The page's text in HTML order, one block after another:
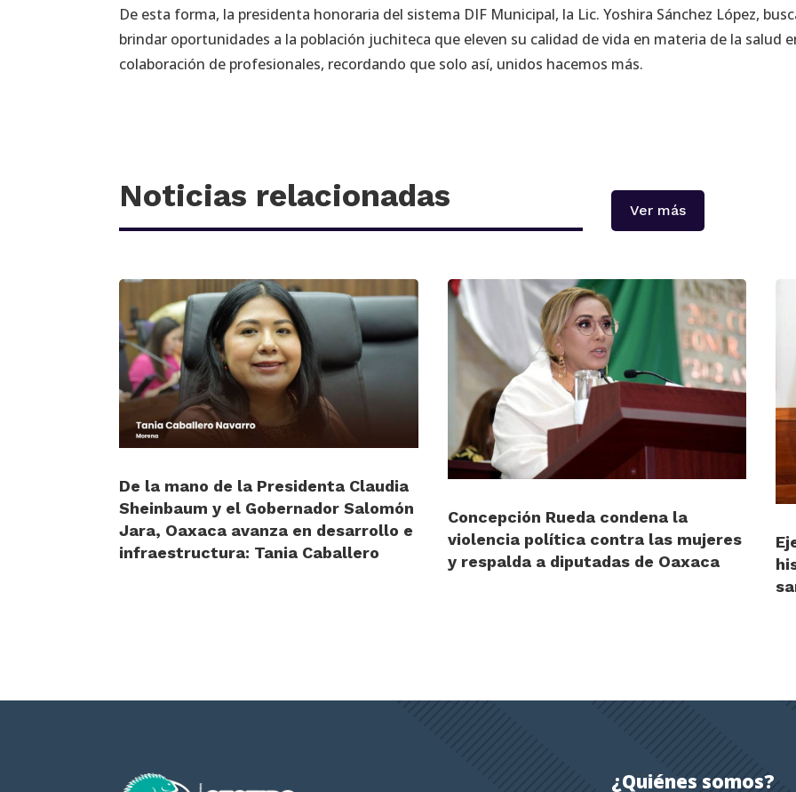
De esta forma, la presidenta honoraria del sistema DIF Municipal, la Lic. Yoshira Sánchez López,
brindar oportunidades a la población juchiteca que eleven su calidad de vida en materia de la salud
colaboración de profesionales, recordando que solo así, unidos hacemos más.
Noticias relacionadas Ver más
De la mano de la Presidenta Claudia
Sheinbaum y el Gobernador Salomón
Jara, Oaxaca avanza en desarrollo e
infraestructura: Tania Caballero
Concepción Rueda condena la
violencia política contra las mujeres
y respalda a diputadas de Oaxaca
¿Quiénes somos?